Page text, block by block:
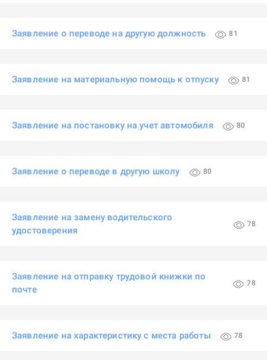
Заявление о переводе на другую должность 81
Заявление на материальную помощь к отпуску 81
Заявление на постановку на учет автомобиля 80
Заявление о переводе в другую школу 80
Заявление на замену водительского
удостоверения
78
Заявление на отправку трудовой книжки по
почте
78
Заявление на характеристику с места работы 78